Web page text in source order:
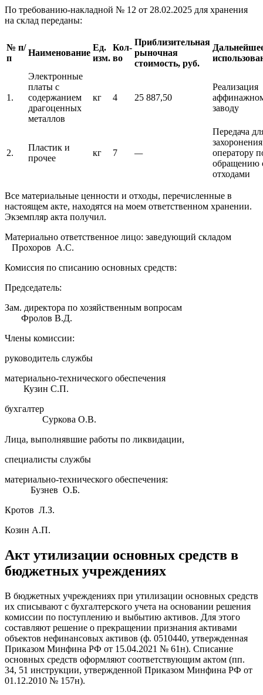
По требованию-накладной № 12 от 28.02.2025 для хранения
на склад переданы:
№ п/
п
Наименование
Ед.
изм.
Кол-
во
Приблизительная
рыночная
стоимость, руб.
1.
Электронные
платы с
содержанием
драгоценных
металлов
кг 4 25 887,50
Реализация
заводу
2.
Пластик и
прочее
кг 7 —
Передача
захоронения
оператору
обращению
отходами
Все материальные ценности и отходы, перечисленные в
настоящем акте, находятся на моем ответственном хранении.
Экземпляр акта получил.
Материально ответственное лицо: заведующий складом
Прохоров А.С.
Комиссия по списанию основных средств:
Председатель:
Зам. директора по хозяйственным вопросам
Фролов В.Д.
Члены комиссии:
руководитель службы
материально-технического обеспечения
Кузин С.П.
бухгалтер
Суркова О.В.
Лица, выполнявшие работы по ликвидации,
специалисты службы
материально-технического обеспечения:
Бузнев О.Б.
Кротов Л.З.
Козин А.П.
Акт утилизации основных средств в
бюджетных учреждениях
В бюджетных учреждениях при утилизации основных средств
их списывают с бухгалтерского учета на основании решения
комиссии по поступлению и выбытию активов. Для этого
составляют решение о прекращении признания активами
объектов нефинансовых активов (ф. 0510440, утвержденная
Приказом Минфина РФ от 15.04.2021 № 61н). Списание
основных средств оформляют соответствующим актом (пп.
34, 51 инструкции, утвержденной Приказом Минфина РФ от
01.12.2010 № 157н).